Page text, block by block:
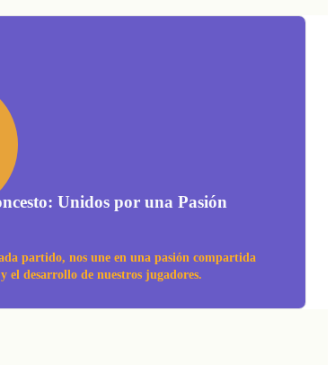
Unidos por una Pasión
partido, nos une en una pasión compartida
el desarrollo de nuestros jugadores.